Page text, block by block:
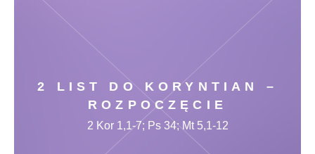
2 LIST DO KORYNTIAN –
ROZPOCZĘCIE
2 Kor 1,1-7; Ps 34; Mt 5,1-12